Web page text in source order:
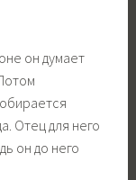
он думает
Отец для него
он до него